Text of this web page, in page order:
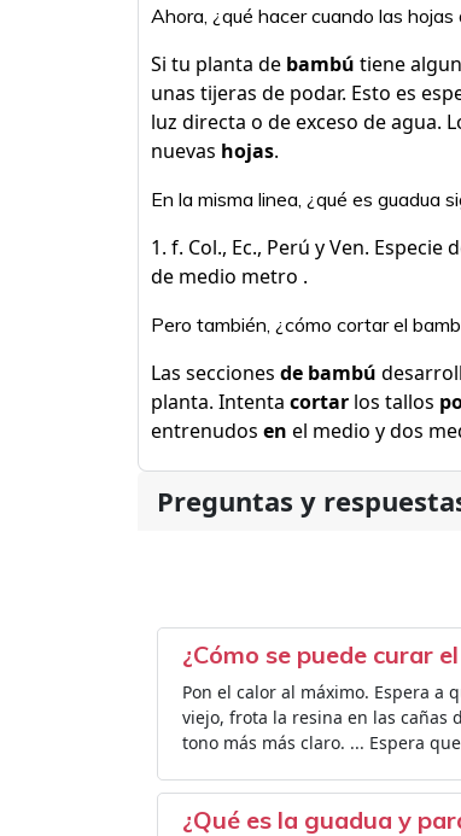
Ahora, ¿qué hacer cuando las
Si tu planta de bambú tiene
unas tijeras de podar. Esto es
luz directa o de exceso de agua.
nuevas hojas.
En la misma linea, ¿qué es guadua
1. f. Col., Ec., Perú y Ven.
de medio metro .
Pero también, ¿cómo cortar el
Las secciones de bambú
planta. Intenta cortar los tallos
entrenudos en el medio y dos
Preguntas y
¿Cómo se puede curar
Pon el calor al máximo. Espera a
viejo, frota la resina en las cañas
tono más más claro. ... Espera
¿Qué es la guadua y